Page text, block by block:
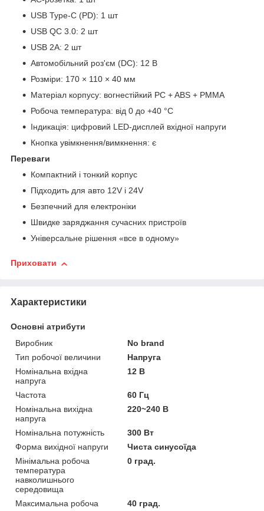
USB Type-C (PD): 1 шт
USB QC 3.0: 2 шт
USB 2A: 2 шт
Автомобільний роз'єм (DC): 12 В
Розміри: 170 × 110 × 40 мм
Матеріал корпусу: вогнестійкий PC + ABS + PMMA
Робоча температура: від 0 до +40 °C
Індикація: цифровий LED-дисплей вхідної напруги
Кнопка увімкнення/вимкнення: є
Переваги
Компактний і тонкий корпус
Підходить для авто 12V і 24V
Безпечний для електроніки
Швидке заряджання сучасних пристроїв
Універсальне рішення «все в одному»
Приховати
Характеристики
Основні атрибути
Виробник
No brand
Тип робочої величини
Напруга
Номінальна вхідна
напруга
12 В
Частота
60 Гц
Номінальна вихідна
напруга
220~240 В
Номінальна потужність
300 Вт
Форма вихідної напруги
Чиста синусоїда
Мінімальна робоча
температура
навколишнього
середовища
0 град.
Максимальна робоча
40 град.